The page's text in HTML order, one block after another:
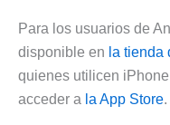
Para los usuarios de
disponible en la tienda
quienes utilicen
acceder a la App Store.